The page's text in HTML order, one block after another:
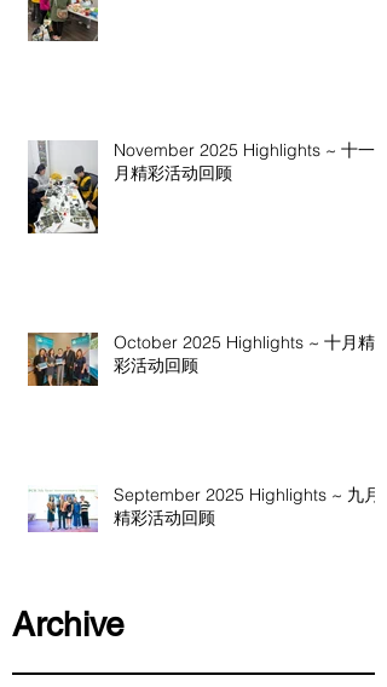
November 2025 Highlights ~ 十一
月精彩活动回顾
October 2025 Highlights ~ 十月精
彩活动回顾
September 2025 Highlights ~ 九月
精彩活动回顾
Archive